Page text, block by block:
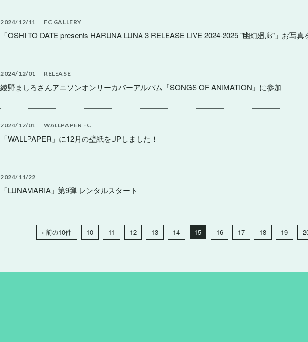
2024 12 11 FC GALLERY
「OSHI TO DATE presents HARUNA LUNA 3 RELEASE LIVE 2024-2025 "幽幻廻廊"」お写真
2024 12 01 RELEASE
綾野ましろさんアニソンオンリーカバーアルバム「SONGS OF ANIMATION」に参加
2024 12 01 WALLPAPER FC
「WALLPAPER」に12月の壁紙をUPしました！
2024 11 22
「LUNAMARIA」第9弾 レンタルスタート
‹ 前の10件 10 11 12 13 14 15 16 17 18 19